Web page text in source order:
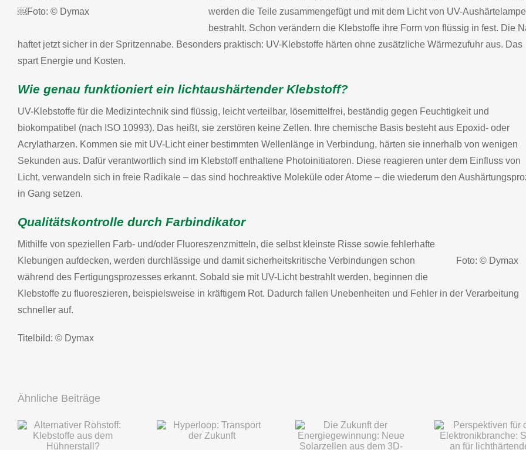
￼Foto: © Dymax
werden die Teile zusammengefügt und mit dem Licht von UV-
bestrahlt. Schon verändern die Klebstoffe ihre Form von flüssig in fest. Die
haftet jetzt sicher in der Spritzennabe. Besonders praktisch: UV-Klebstoffe härten ohne zusätzliche Wärmezufuhr aus. Das
spart Energie und Kosten.
Wie genau funktioniert ein lichtaushärtender Klebstoff?
UV-Klebstoffe für die Medizintechnik sind flüssig, leicht verteilbar, lösemittelfrei, beständig gegen Feuchtigkeit und
biokompatibel (nach ISO 10993). Das heißt, sie zerstören keine Zellen. Ihre chemische Basis besteht aus Epoxid- oder
Acrylatharzen. Kommen sie mit UV-Licht einer bestimmten Wellenlänge in Verbindung, härten sie innerhalb von wenigen
Sekunden aus. Dafür verantwortlich sind im Klebstoff enthaltene Photoinitiatoren. Diese reagieren unter dem Einfluss von
Licht, verwandeln sich in freie Radikale – das sind hochreaktive Moleküle oder Atome – die wiederum den
in Gang setzen.
Qualitätskontrolle durch Farbindikator
Foto: © Dymax
Mithilfe von speziellen Farb- und/oder Fluoreszenzmitteln, die selbst kleinste Risse sowie fehlerhafte
Klebungen aufdecken, werden durchlässige und damit sicherheitskritische Verbindungen schon
während des Fertigungsprozesses erkannt. Sobald sie mit UV-Licht bestrahlt werden, beginnen die
Klebstoffe zu fluoreszieren, beispielsweise in kräftigem Rot. Dadurch fallen Unebenheiten und Fehler in der Verarbeitung
schneller auf.
Titelbild: © Dymax
Ähnliche Beiträge